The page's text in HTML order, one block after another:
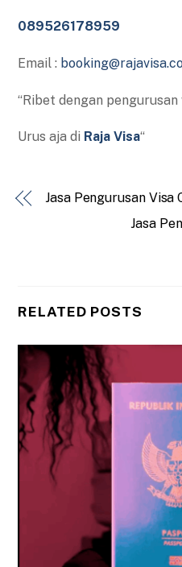
089526178959
Email :
“Ribet dengan pengurusan
Urus aja di Raja Visa“
Jasa Pengurusan Visa
Jasa
RELATED POSTS